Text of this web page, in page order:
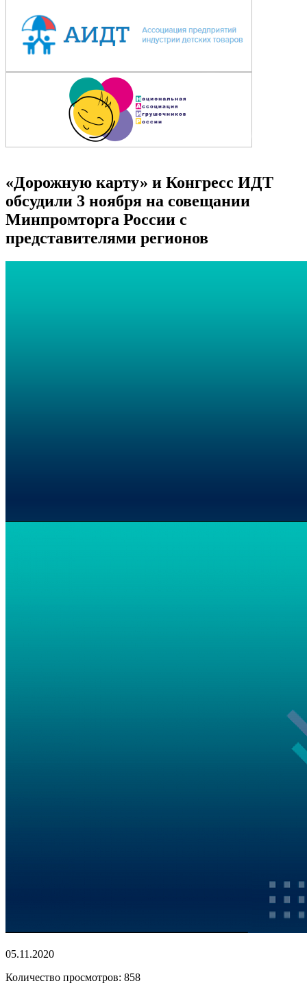
«Дорожную карту» и Конгресс ИДТ
обсудили 3 ноября на совещании
Минпромторга России с
представителями регионов
05.11.2020
Количество просмотров: 858